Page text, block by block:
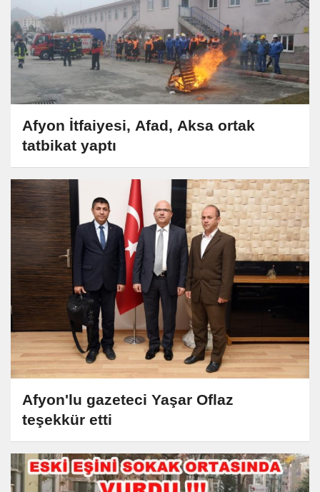
Afyon İtfaiyesi, Afad, Aksa ortak
tatbikat yaptı
Afyon'lu gazeteci Yaşar Oflaz
teşekkür etti